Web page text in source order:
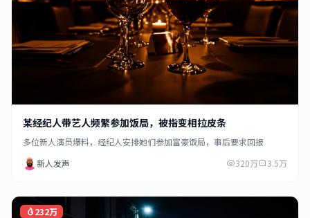
某经纪人带艺人频繁参加饭局，被指变相拉皮条
多位新人演员爆料，经纪人安排她们参加富豪饭局，事后要求回报
新人发声
320万 3.5万
232万